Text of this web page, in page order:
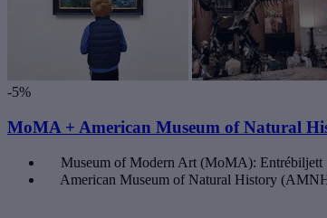
-5%
MoMA + American Museum of Natural
Museum of Modern Art (MoMA): Entrébiljett
American Museum of Natural History